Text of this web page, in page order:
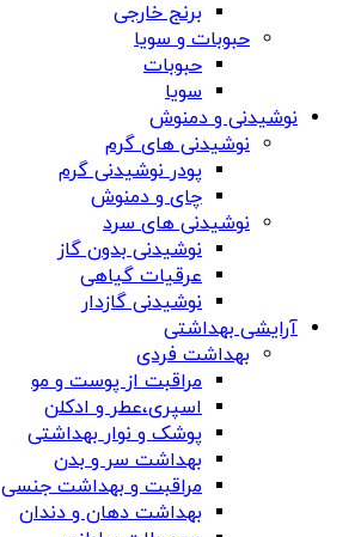
برنج خارجی
حبوبات و سویا
حبوبات
سویا
نوشیدنی و دمنوش
نوشیدنی های گرم
پودر نوشیدنی گرم
چای و دمنوش
نوشیدنی های سرد
نوشیدنی بدون گاز
عرقیات گیاهی
نوشیدنی گازدار
آرایشی بهداشتی
بهداشت فردی
مراقبت از پوست و مو
اسپری،عطر و ادکلن
پوشک و نوار بهداشتی
بهداشت سر و بدن
مراقبت و بهداشت جنسی
بهداشت دهان و دندان